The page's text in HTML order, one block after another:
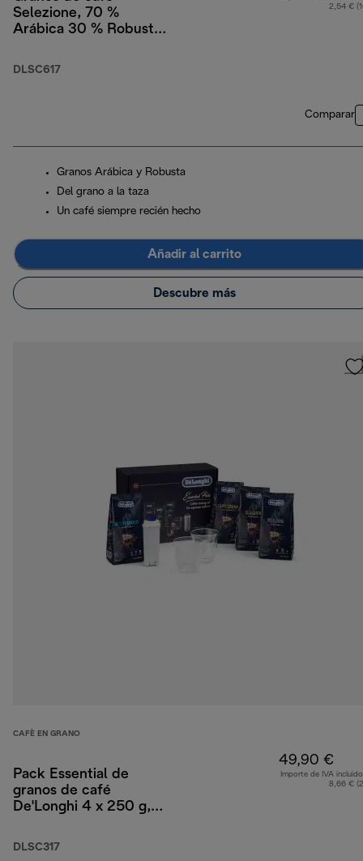
Selezione, 70 %
Arábica 30 % Robusta,
DLSC617
2,54 €
Comparar
Granos Arábica y Robusta
Del grano a la taza
Un café siempre recién hecho
Añadir al carrito
Descubre más
CAFÈ EN GRANO
Pack Essential de
granos de café
De'Longhi 4 x 250 g,
y filtro de agua
DLSC317
49,90 €
Importe de IVA
8,66 €